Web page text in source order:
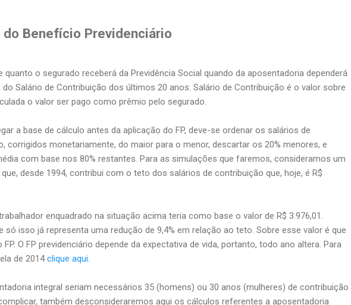
do Benefício Previdenciário
quanto o segurado receberá da Previdência Social quando da aposentadoria dependerá
Salário de Contribuição dos últimos 20 anos. Salário de Contribuição é o valor sobre
o valor ser pago como prêmio pelo segurado.
a base de cálculo antes da aplicação do FP, deve-se ordenar os salários de
corrigidos monetariamente, do maior para o menor, descartar os 20% menores, e
com base nos 80% restantes. Para as simulações que faremos, consideramos um
desde 1994, contribui com o teto dos salários de contribuição que, hoje, é R$
enquadrado na situação acima teria como base o valor de R$ 3.976,01.
só isso já representa uma redução de 9,4% em relação ao teto. Sobre esse valor é que
FP. O FP previdenciário depende da expectativa de vida, portanto, todo ano altera. Para
de 2014clique aqui
integral seriam necessários 35 (homens) ou 30 anos (mulheres) de contribuição
também desconsideraremos aqui os cálculos referentes a aposentadoria